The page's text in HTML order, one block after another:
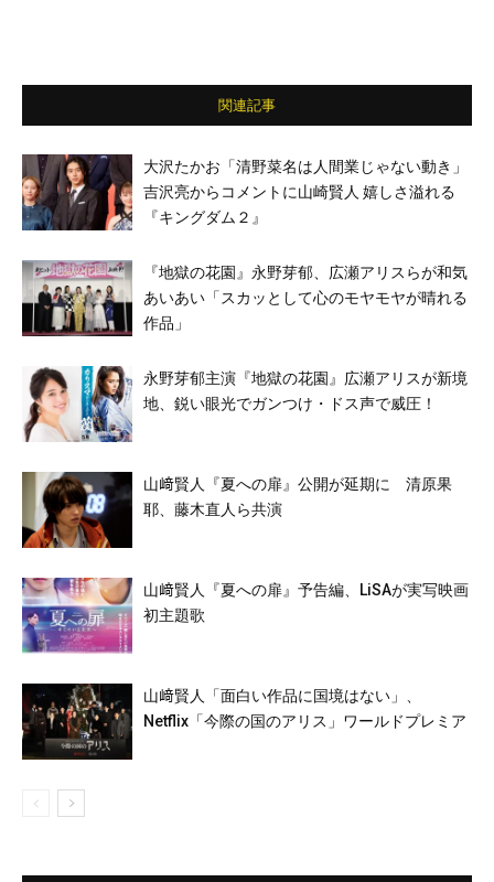
関連記事
大沢たかお「清野菜名は人間業じゃない動き」
吉沢亮からコメントに山崎賢人 嬉しさ溢れる
『キングダム２』
『地獄の花園』永野芽郁、広瀬アリスらが和気
あいあい「スカッとして心のモヤモヤが晴れる
作品」
永野芽郁主演『地獄の花園』広瀬アリスが新境
地、鋭い眼光でガンつけ・ドス声で威圧！
山﨑賢人『夏への扉』公開が延期に 清原果
耶、藤木直人ら共演
山﨑賢人『夏への扉』予告編、LiSAが実写映画
初主題歌
山﨑賢人「面白い作品に国境はない」、
Netflix「今際の国のアリス」ワールドプレミア